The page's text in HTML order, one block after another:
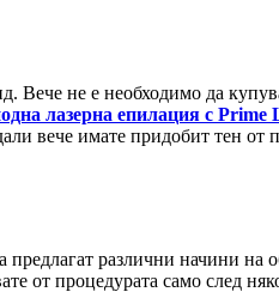
не е необходимо да
лазерна епилация с Prime
вече имате придобит тен от
различни начини на
от процедурата само след